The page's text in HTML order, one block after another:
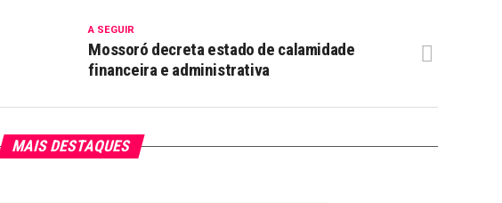
A SEGUIR
Mossoró decreta estado de calamidade
financeira e administrativa
MAIS DESTAQUES